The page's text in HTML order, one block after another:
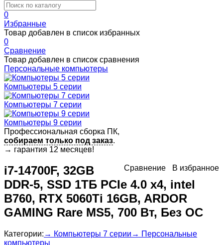
0
Избранные
Товар добавлен в список избранных
0
Сравнение
Товар добавлен в список сравнения
Персональные компьютеры
Компьютеры 5 серии
Компьютеры 7 серии
Компьютеры 9 серии
Профессиональная сборка ПК,
собираем только под заказ.
→ гарантия 12 месяцев!
В избранное
Сравнение
i7-14700F, 32GB
DDR-5, SSD 1ТБ PCIe 4.0 x4, intel
B760, RTX 5060Ti 16GB, ARDOR
GAMING Rare MS5, 700 Вт, Без ОС
Категории: → Компьютеры 7 серии → Персональные
компьютеры